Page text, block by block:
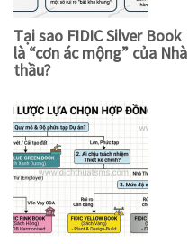
Tại sao FIDIC Silver Book
là “cơn ác mộng” của Nhà
thầu?